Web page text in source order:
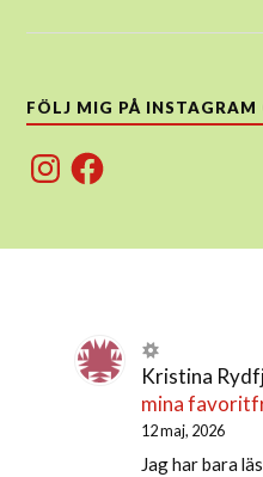
FÖLJ MIG PÅ
InstagramFacebook
Kristina
mina
12 maj, 2026
Jag har bara